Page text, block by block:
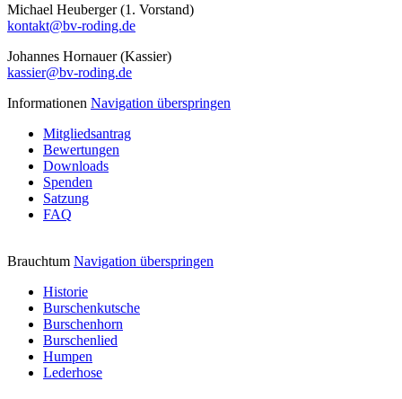
Michael Heuberger (1. Vorstand)
kontakt@bv-roding.de
Johannes Hornauer (Kassier)
kassier@bv-roding.de
Informationen Navigation überspringen
Mitgliedsantrag
Bewertungen
Downloads
Spenden
Satzung
FAQ
Brauchtum Navigation überspringen
Historie
Burschenkutsche
Burschenhorn
Burschenlied
Humpen
Lederhose